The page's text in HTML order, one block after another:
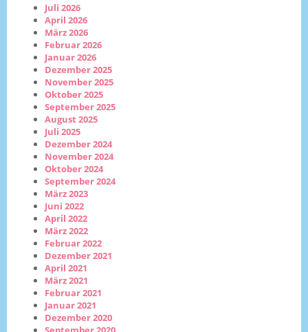
Juli 2026
April 2026
März 2026
Februar 2026
Januar 2026
Dezember 2025
November 2025
Oktober 2025
September 2025
August 2025
Juli 2025
Dezember 2024
November 2024
Oktober 2024
September 2024
März 2023
Juni 2022
April 2022
März 2022
Februar 2022
Dezember 2021
April 2021
März 2021
Februar 2021
Januar 2021
Dezember 2020